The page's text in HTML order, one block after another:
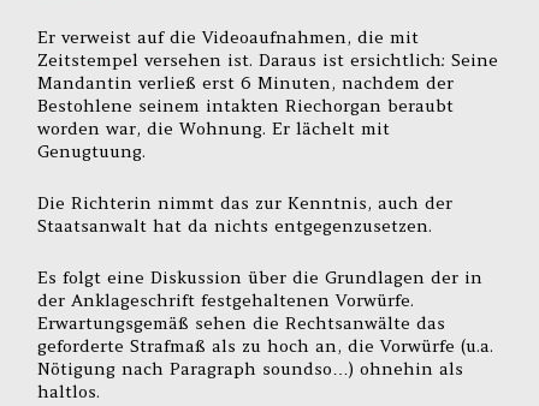
Er verweist auf die Videoaufnahmen, die mit
Zeitstempel versehen ist. Daraus ist ersichtlich: Seine
Mandantin verließ erst 6 Minuten, nachdem der
Bestohlene seinem intakten Riechorgan beraubt
worden war, die Wohnung. Er lächelt mit
Genugtuung.
Die Richterin nimmt das zur Kenntnis, auch der
Staatsanwalt hat da nichts entgegenzusetzen.
Es folgt eine Diskussion über die Grundlagen der in
der Anklageschrift festgehaltenen Vorwürfe.
Erwartungsgemäß sehen die Rechtsanwälte das
geforderte Strafmaß als zu hoch an, die Vorwürfe (u.a.
Nötigung nach Paragraph soundso…) ohnehin als
haltlos.